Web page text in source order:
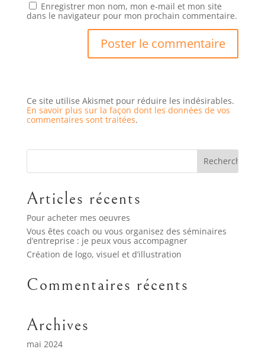
Enregistrer mon nom, mon e-mail et mon site
dans le navigateur pour mon prochain commentaire.
Ce site utilise Akismet pour réduire les indésirables.
En savoir plus sur la façon dont les données de vos
commentaires sont traitées.
Articles récents
Pour acheter mes oeuvres
Vous êtes coach ou vous organisez des séminaires
d’entreprise : je peux vous accompagner
Création de logo, visuel et d’illustration
Commentaires récents
Archives
mai 2024